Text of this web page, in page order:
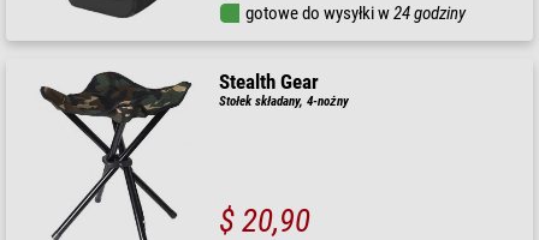
gotowe do wysyłki w24 godziny
Stealth Gear
Stołek składany, 4-nożny
$ 20,90